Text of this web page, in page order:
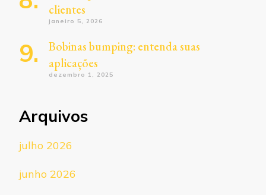
clientes
janeiro 5, 2026
Bobinas bumping: entenda suas
aplicações
dezembro 1, 2025
Arquivos
julho 2026
junho 2026